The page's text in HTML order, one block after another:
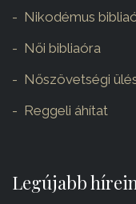
Nikodémus
Női bibliaóra
Nőszövetségi
Reggeli áhítat
Legújabb